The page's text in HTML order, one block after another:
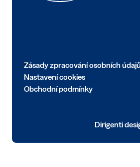
Zásady zpracování osobních údajů
Nastavení cookies
Obchodní podmínky
Dirigenti